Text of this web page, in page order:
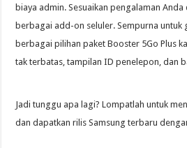
biaya admin. Sesuaikan pengalaman
berbagai add-on seluler. Sempurna untuk
berbagai pilihan paket Booster 5Go Plus
tak terbatas, tampilan ID penelepon, dan
Jadi tunggu apa lagi? Lompatlah untuk
dan dapatkan rilis Samsung terbaru